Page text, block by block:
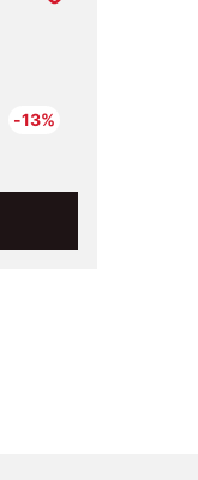
-13%